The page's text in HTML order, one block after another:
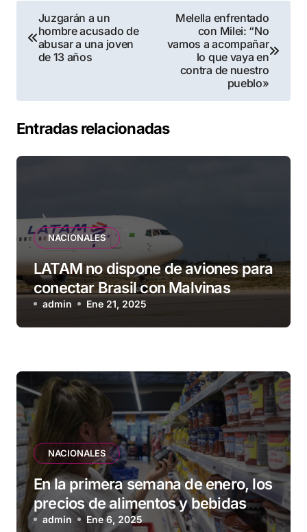
Navegación
de
Juzgarán a un
hombre acusado de
abusar a una joven
de 13 años
Melella enfrentado
con Milei: “No
vamos a acompañar
lo que vaya en
contra de nuestro
pueblo»
Entradas relacionadas
NACIONALES
LATAM no dispone de aviones para
conectar Brasil con Malvinas
admin Ene 21, 2025
NACIONALES
En la primera semana de enero, los
precios de alimentos y bebidas
subieron 1,2 %
admin Ene 6, 2025